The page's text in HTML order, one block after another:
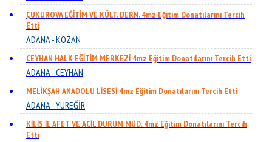
ÇUKUROVA EĞİTİM VE KÜLT. DERN. 4mz Eğitim Donatılarını Tercih
Etti
ADANA - KOZAN
CEYHAN HALK EĞİTİM MERKEZİ 4mz Eğitim Donatılarını Tercih Etti
ADANA - CEYHAN
MELİKŞAH ANADOLU LİSESİ 4mz Eğitim Donatılarını Tercih Etti
ADANA - YÜREĞİR
KİLİS İL AFET VE ACİL DURUM MÜD. 4mz Eğitim Donatılarını Tercih
Etti